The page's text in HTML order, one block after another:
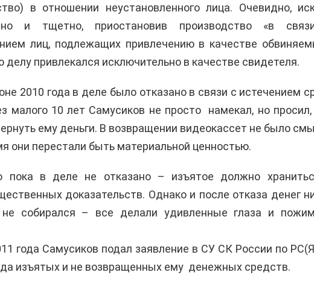
в отношении неустановленного лица. Очевидно,
и тщетно, приостановив производство «в
лиц, подлежащих привлечению в качестве
делу привлекался исключительно в качестве свидетеля.
2010 года в деле было отказано в связи с истечением
малого 10 лет Самусиков не просто намекал, но просил,
ему деньги. В возвращении видеокассет не было
они перестали быть материальной ценностью.
пока в деле не отказано – изъятое должно
доказательств. Однако и после отказа денег
не собирался – все делали удивленные глаза и
года Самусиков подал заявление в СУ СК России по
изъятых и не возвращенных ему денежных средств.